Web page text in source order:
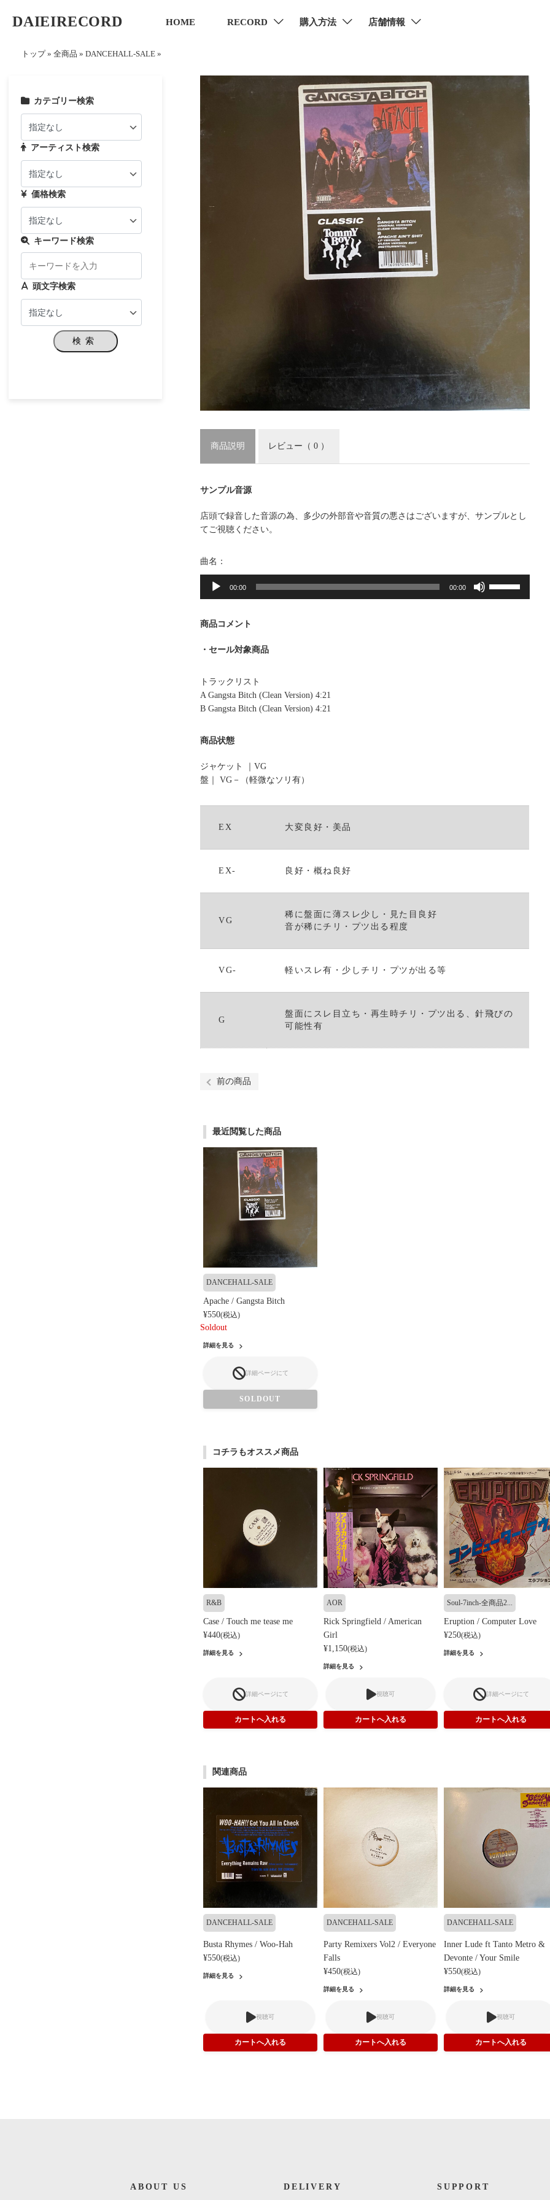
DAIEIRECORD HOME RECORD 購入方法 店舗情報
トップ » 全商品 » DANCEHALL-SALE »
商品説明 レビュー （ 0 ）
サンプル音源
店頭で録音した音源の為、多少の外部音や音質の悪さはございますが、サンプルとし
てご視聴ください。
曲名：
音
プ
ー
00:00 00:00
だ
商品コメント
・セール対象商品
トラックリスト
A Gangsta Bitch (Clean Version) 4:21
B Gangsta Bitch (Clean Version) 4:21
商品状態
ジャケット ｜VG
盤｜ VG－（軽微なソリ有）
EX 大変良好・美品
EX- 良好・概ね良好
VG
稀に盤面に薄スレ少し・見た目良好
音が稀にチリ・プツ出る程度
VG- 軽いスレ有・少しチリ・プツが出る等
G
盤面にスレ目立ち・再生時チリ・プツ出る、針飛びの
可能性有
前の商品
最近閲覧した商品
DANCEHALL-SALE
Apache / Gangsta Bitch
¥550(税込)
Soldout
詳細を見る
詳細ページにて
SOLDOUT
コチラもオススメ商品
R&B
Case / Touch me tease me
¥440(税込)
詳細を見る
詳細ページにて
AOR
Rick Springfield / American
Girl
¥1,150(税込)
詳細を見る
視聴可
Soul-7inch-全商品2...
Eruption / Computer Love
¥250(税込)
詳細を見る
詳細ページにて
関連商品
DANCEHALL-SALE
Busta Rhymes / Woo-Hah
¥550(税込)
詳細を見る
視聴可
DANCEHALL-SALE
Party Remixers Vol2 / Everyone
Falls
¥450(税込)
詳細を見る
視聴可
DANCEHALL-SALE
Inner Lude ft Tanto Metro &
Devonte / Your Smile
¥550(税込)
詳細を見る
視聴可
カテゴリー検索
アーティスト検索
価格検索
キーワード検索
頭文字検索
検索
ABOUT US DELIVERY SUPPORT